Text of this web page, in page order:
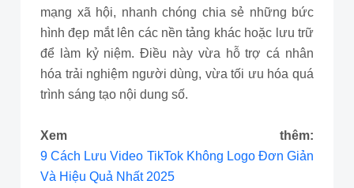
mạng xã hội, nhanh chóng chia sẻ những bức
hình đẹp mắt lên các nền tảng khác hoặc lưu trữ
để làm kỷ niệm. Điều này vừa hỗ trợ cá nhân
hóa trải nghiệm người dùng, vừa tối ưu hóa quá
trình sáng tạo nội dung số.
Xem thêm:
9 Cách Lưu Video TikTok Không Logo Đơn Giản
Và Hiệu Quả Nhất 2025